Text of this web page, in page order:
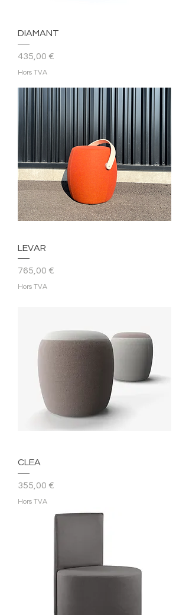
DIAMANT
Prix
435,00 €
Hors TVA
LEVAR
Prix
765,00 €
Hors TVA
CLEA
Prix
355,00 €
Hors TVA